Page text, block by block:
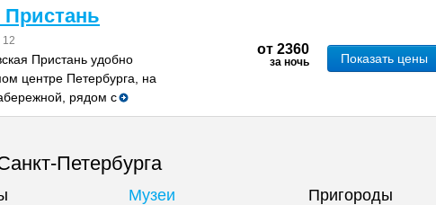
Пристань
12
Пристань удобно
центре Петербурга, на
рядом с
от 2360
за ночь Показать цены
Петербурга
Музеи Пригороды